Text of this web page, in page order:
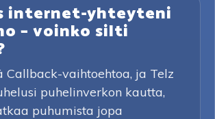
internet-yhteyteni
– voinko silti
Callback-vaihtoehtoa, ja Telz
puhelinverkon kautta,
puhumista jopa